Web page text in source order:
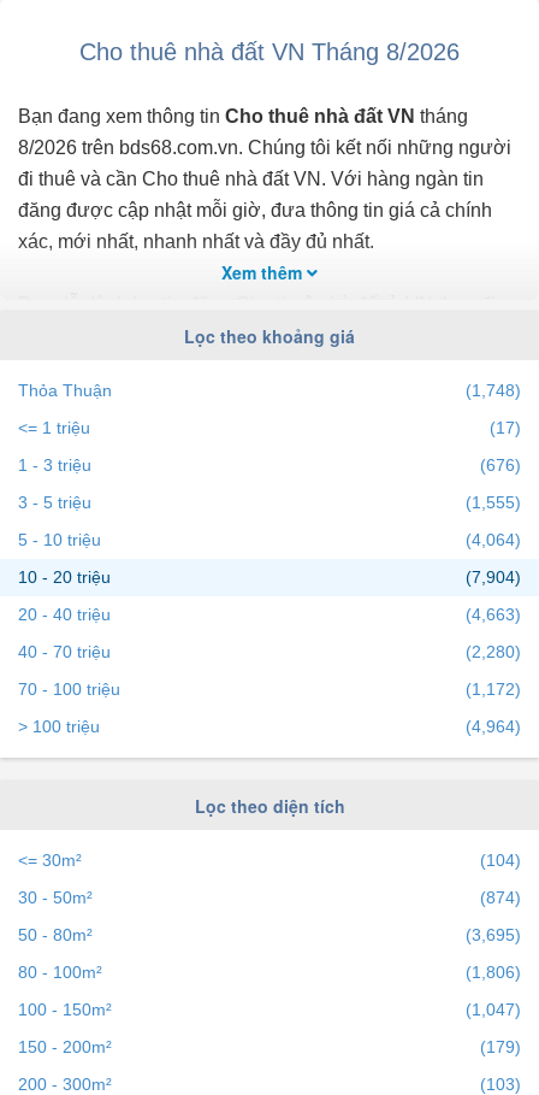
Cho thuê nhà đất VN Tháng 8/2026
Bạn đang xem thông tin Cho thuê nhà đất VN tháng
8/2026 trên bds68.com.vn. Chúng tôi kết nối những người
đi thuê và cần Cho thuê nhà đất VN. Với hàng ngàn tin
đăng được cập nhật mỗi giờ, đưa thông tin giá cả chính
xác, mới nhất, nhanh nhất và đầy đủ nhất.
điểm, giá, diện tích, số phòng ngủ và hướng để tìm ra BĐS
batdongsan liền kề cùng mức giá giúp bạn dễ dàng tìm ra
chính chủ của BĐS.
Để việc
nhanh nhất và phù hợp
có bất động sản muốn cho thuê, bạn có thể
đăng tin Cho
thuê nhà đất miễn phí
trên bds68 để tiếp cận với hàng
ngàn người mỗi ngày.
Xem thêm
Lọc theo khoảng giá
Thỏa Thuận
(1,748)
<= 1 triệu
(17)
1 - 3 triệu
(676)
3 - 5 triệu
(1,555)
5 - 10 triệu
(4,064)
10 - 20 triệu
(7,904)
20 - 40 triệu
(4,663)
40 - 70 triệu
(2,280)
70 - 100 triệu
(1,172)
> 100 triệu
(4,964)
Lọc theo diện tích
<= 30m²
(104)
30 - 50m²
(874)
50 - 80m²
(3,695)
80 - 100m²
(1,806)
100 - 150m²
(1,047)
150 - 200m²
(179)
200 - 300m²
(103)